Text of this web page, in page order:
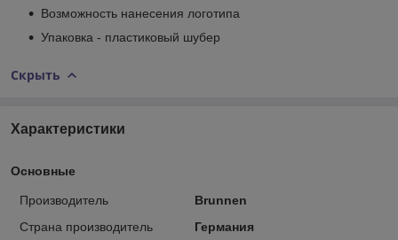
Возможность нанесения логотипа
Упаковка - пластиковый шубер
Скрыть
Характеристики
Основные
Производитель
Brunnen
Страна производитель
Германия